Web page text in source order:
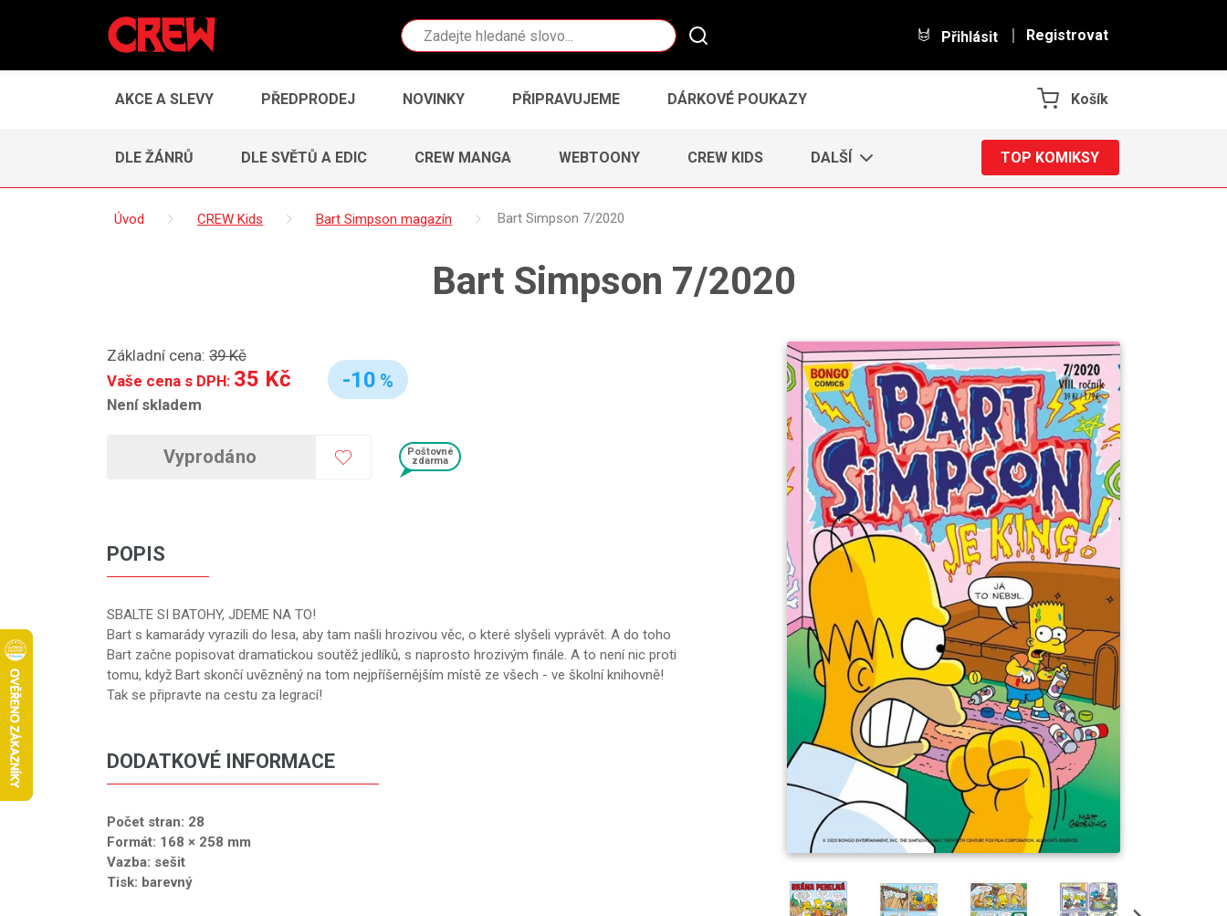
Vyhledávání Přihlásit Registrovat
AKCE A SLEVY PŘEDPRODEJ NOVINKY PŘIPRAVUJEME DÁRKOVÉ POUKAZY Košík
DLE ŽÁNRŮ DLE SVĚTŮ A EDIC CREW MANGA WEBTOONY CREW KIDS DALŠÍ TOP KOMIKSY
Úvod CREW Kids Bart Simpson magazín Bart Simpson 7/2020
Bart Simpson 7/2020
Základní cena: 39 Kč
Vaše cena s DPH: 35 Kč
Není skladem
-10 %
Vyprodáno Poštovné
zdarma
POPIS
SBALTE SI BATOHY, JDEME NA TO!
Bart s kamarády vyrazili do lesa, aby tam našli hrozivou věc, o které slyšeli vyprávět. A do toho
Bart začne popisovat dramatickou soutěž jedlíků, s naprosto hrozivým finále. A to není nic proti
tomu, když Bart skončí uvězněný na tom nejpříšernějším místě ze všech - ve školní knihovně!
Tak se připravte na cestu za legrací!
DODATKOVÉ INFORMACE
Počet stran: 28
Formát: 168 × 258 mm
Vazba: sešit
Tisk: barevný